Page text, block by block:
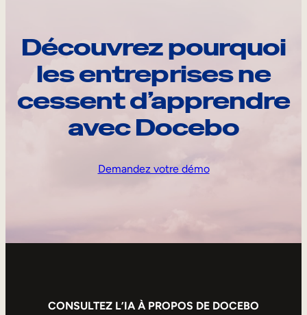
Découvrez pourquoi
les entreprises ne
cessent d’apprendre
avec Docebo
Demandez votre démo
CONSULTEZ L’IA À PROPOS DE DOCEBO